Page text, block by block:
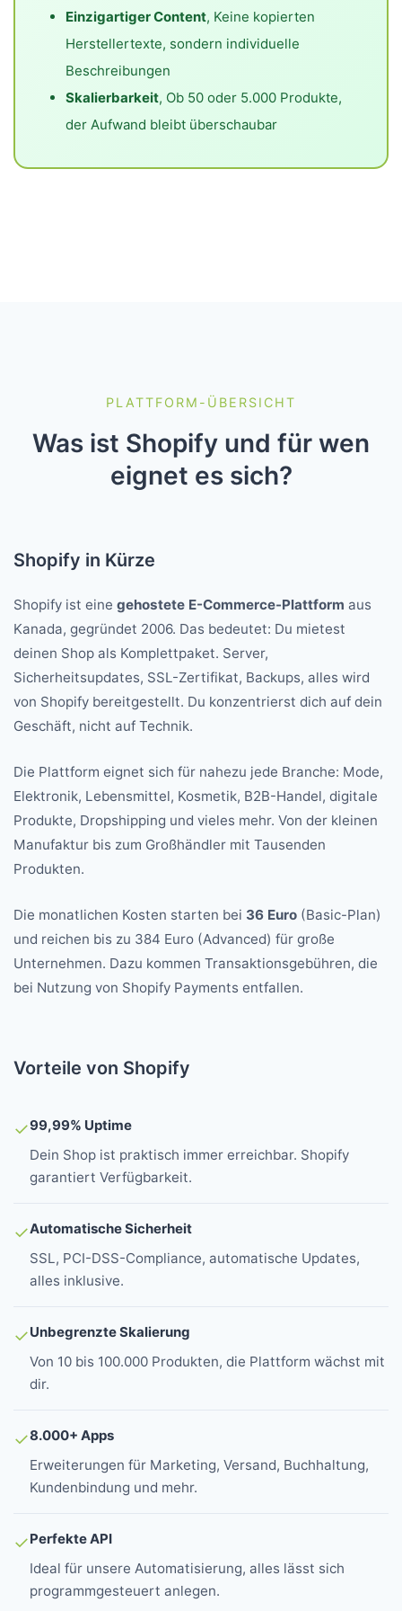
Einzigartiger Content, Keine kopierten
Herstellertexte, sondern individuelle
Beschreibungen
Skalierbarkeit, Ob 50 oder 5.000 Produkte,
der Aufwand bleibt überschaubar
PLATTFORM-ÜBERSICHT
Was ist Shopify und für wen
eignet es sich?
Shopify in Kürze
Shopify ist eine gehostete E-Commerce-Plattform aus
Kanada, gegründet 2006. Das bedeutet: Du mietest
deinen Shop als Komplettpaket. Server,
Sicherheitsupdates, SSL-Zertifikat, Backups, alles wird
von Shopify bereitgestellt. Du konzentrierst dich auf dein
Geschäft, nicht auf Technik.
Die Plattform eignet sich für nahezu jede Branche: Mode,
Elektronik, Lebensmittel, Kosmetik, B2B-Handel, digitale
Produkte, Dropshipping und vieles mehr. Von der kleinen
Manufaktur bis zum Großhändler mit Tausenden
Produkten.
Die monatlichen Kosten starten bei 36 Euro (Basic-Plan)
und reichen bis zu 384 Euro (Advanced) für große
Unternehmen. Dazu kommen Transaktionsgebühren, die
bei Nutzung von Shopify Payments entfallen.
Vorteile von Shopify
✓99,99% Uptime
Dein Shop ist praktisch immer erreichbar. Shopify
garantiert Verfügbarkeit.
✓Automatische Sicherheit
SSL, PCI-DSS-Compliance, automatische Updates,
alles inklusive.
✓Unbegrenzte Skalierung
Von 10 bis 100.000 Produkten, die Plattform wächst mit
dir.
✓8.000+ Apps
Erweiterungen für Marketing, Versand, Buchhaltung,
Kundenbindung und mehr.
✓Perfekte API
Ideal für unsere Automatisierung, alles lässt sich
programmgesteuert anlegen.